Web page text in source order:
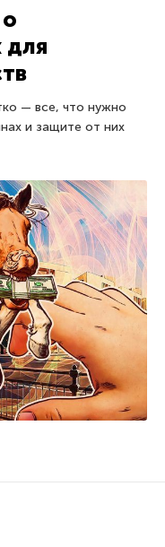
для
— все, что нужно
и защите от них